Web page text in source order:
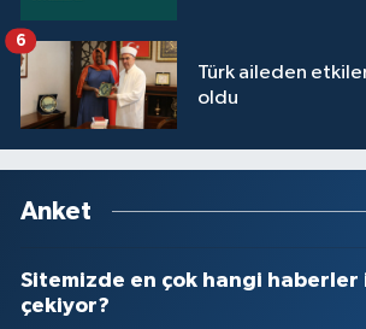
Türk aileden
oldu
6
Anket
Sitemizde en çok hangi haberler
çekiyor?